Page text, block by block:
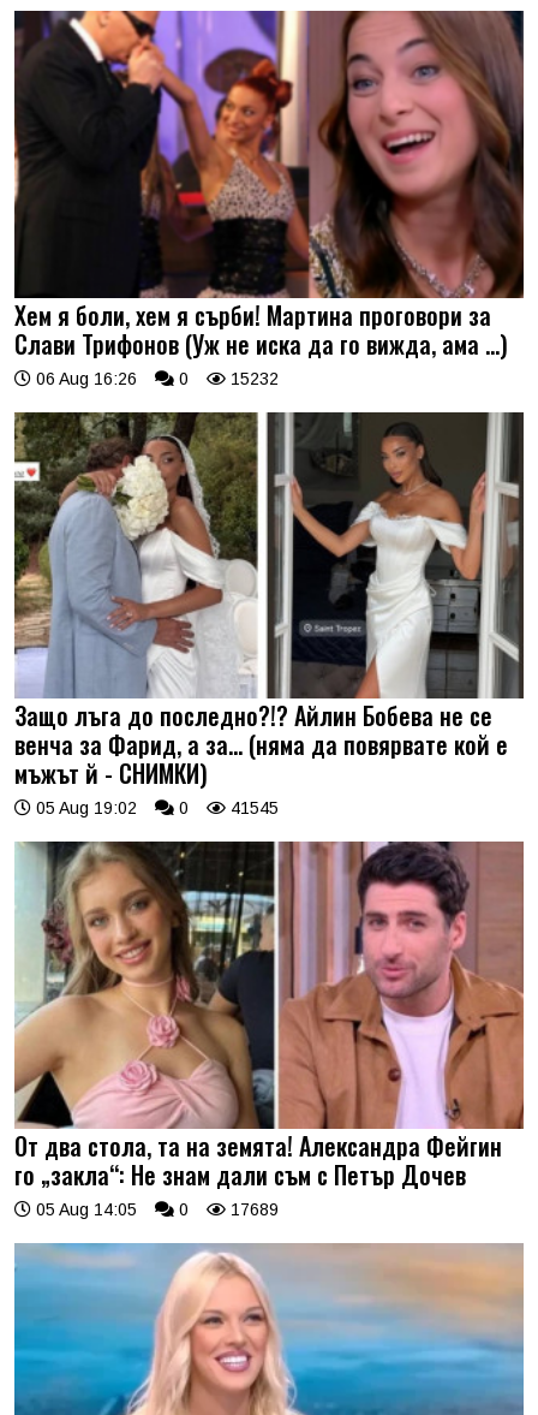
Хем я боли, хем я сърби! Мартина проговори за
Слави Трифонов (Уж не иска да го вижда, ама …)
06 Aug 16:26 0 15232
Защо лъга до последно?!? Айлин Бобева не се
венча за Фарид, а за... (няма да повярвате кой е
мъжът й - СНИМКИ)
05 Aug 19:02 0 41545
От два стола, та на земята! Александра Фейгин
го „закла“: Не знам дали съм с Петър Дочев
05 Aug 14:05 0 17689